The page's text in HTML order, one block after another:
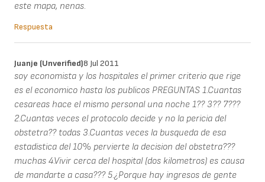
este mapa, nenas.
Respuesta
Juanje (unverified)8 Jul 2011
soy economista y los hospitales el primer criterio que rige
es el economico hasta los publicos PREGUNTAS 1.Cuantas
cesareas hace el mismo personal una noche 1?? 3?? 7???
2.Cuantas veces el protocolo decide y no la pericia del
obstetra?? todas 3.Cuantas veces la busqueda de esa
estadistica del 10% pervierte la decision del obstetra???
muchas 4.Vivir cerca del hospital (dos kilometros) es causa
de mandarte a casa??? 5.¿Porque hay ingresos de gente